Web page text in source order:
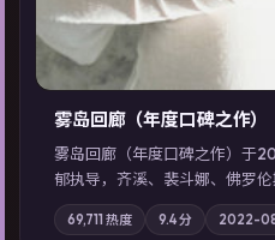
雾岛回廊（年度口碑之作）
雾岛回廊（年度口碑之作）于
郁执导，齐溪、裴斗娜、佛罗
主轴，边境小镇的平静被一封
地域气质；站内亦可通过「国
69,711 热度 9.4分 2022-